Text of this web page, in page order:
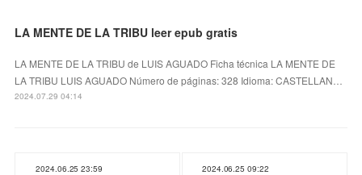
LA MENTE DE LA TRIBU leer epub gratis
LA MENTE DE LA TRIBU de LUIS AGUADO Ficha técnica LA MENTE DE
LA TRIBU LUIS AGUADO Número de páginas: 328 Idioma: CASTELLAN…
2024.07.29 04:14
2024.06.25 23:59 2024.06.25 09:22